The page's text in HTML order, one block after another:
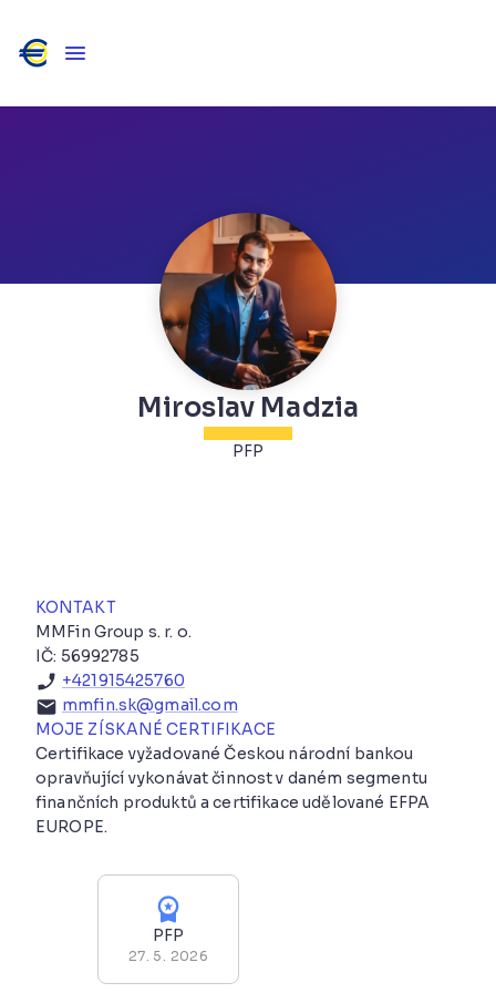
Miroslav Madzia
PFP
KONTAKT
MMFin Group s. r. o.
IČ: 56992785
+421915425760
mmfin.sk@gmail.com
MOJE ZÍSKANÉ CERTIFIKACE
Certifikace vyžadované Českou národní bankou
opravňující vykonávat činnost v daném segmentu
finančních produktů a certifikace udělované EFPA
EUROPE.
PFP
27. 5. 2026